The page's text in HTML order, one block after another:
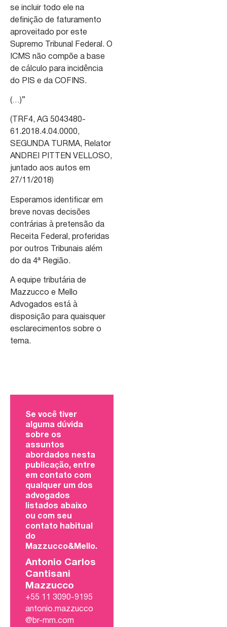
se incluir todo ele na
definição de faturamento
aproveitado por este
Supremo Tribunal Federal. O
ICMS não compõe a base
de cálculo para incidência
do PIS e da COFINS.
(…)”
(TRF4, AG 5043480-
61.2018.4.04.0000,
SEGUNDA TURMA, Relator
ANDREI PITTEN VELLOSO,
juntado aos autos em
27/11/2018)
Esperamos identificar em
breve novas decisões
contrárias à pretensão da
Receita Federal, proferidas
por outros Tribunais além
do da 4ª Região.
A equipe tributária de
Mazzucco e Mello
Advogados está à
disposição para quaisquer
esclarecimentos sobre o
tema.
Se você tiver
alguma dúvida
sobre os
assuntos
abordados nesta
publicação, entre
em contato com
qualquer um dos
advogados
listados abaixo
ou com seu
contato habitual
do
Mazzucco&Mello.
Antonio Carlos
Cantisani
Mazzucco
+55 11 3090-9195
antonio.mazzucco
@br-mm.com